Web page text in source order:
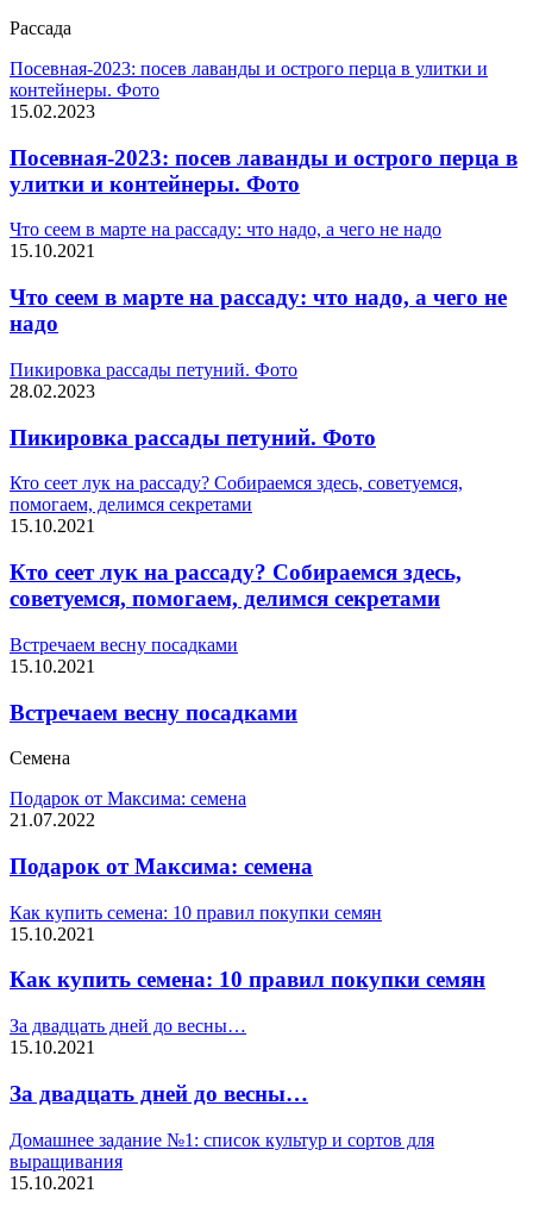
Рассада
Посевная-2023: посев лаванды и острого перца в улитки и
контейнеры. Фото
15.02.2023
Посевная-2023: посев лаванды и острого перца в
улитки и контейнеры. Фото
Что сеем в марте на рассаду: что надо, а чего не надо
15.10.2021
Что сеем в марте на рассаду: что надо, а чего не
надо
Пикировка рассады петуний. Фото
28.02.2023
Пикировка рассады петуний. Фото
Кто сеет лук на рассаду? Собираемся здесь, советуемся,
помогаем, делимся секретами
15.10.2021
Кто сеет лук на рассаду? Собираемся здесь,
советуемся, помогаем, делимся секретами
Встречаем весну посадками
15.10.2021
Встречаем весну посадками
Семена
Подарок от Максима: семена
21.07.2022
Подарок от Максима: семена
Как купить семена: 10 правил покупки семян
15.10.2021
Как купить семена: 10 правил покупки семян
За двадцать дней до весны…
15.10.2021
За двадцать дней до весны…
Домашнее задание №1: список культур и сортов для
выращивания
15.10.2021